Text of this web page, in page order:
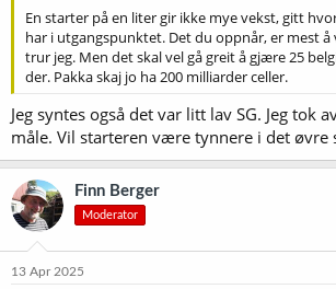
En starter på en liter gir ikke mye vekst, gitt
har i utgangspunktet. Det du oppnår, er mest
trur jeg. Men det skal vel gå greit å gjære 25
der. Pakka skaj jo ha 200 milliarder celler.
Jeg syntes også det var litt lav SG. Jeg tok
måle. Vil starteren være tynnere i det øvre
Finn Berger
Moderator
13 Apr 2025